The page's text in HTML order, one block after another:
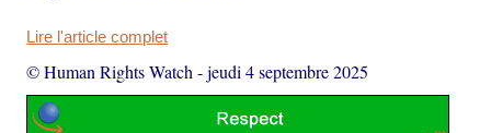
Lire l'article complet
© Human Rights Watch -jeudi 4 septembre 2025